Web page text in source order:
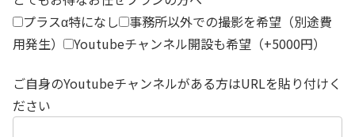
プラスα特になし
事務所以外での撮影を希望（別途費
用発生）
Youtubeチャンネル開設も希望（+5000円）
ご自身のYoutubeチャンネルがある方はURLを貼り付けく
ださい